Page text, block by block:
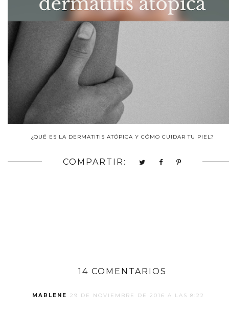
¿QUÉ ES LA DERMATITIS ATÓPICA Y CÓMO CUIDAR TU PIEL?
COMPARTIR:
14 COMENTARIOS
MARLENE 29 DE NOVIEMBRE DE 2016 A LAS 8:22